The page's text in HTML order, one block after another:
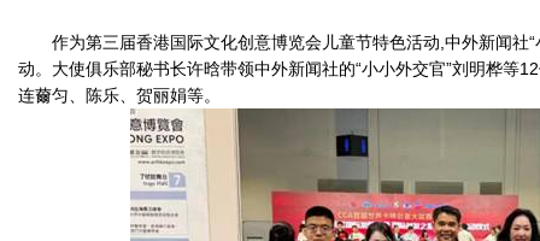
作为第三届香港国际文化创意博览会儿童节特色活动,中外新闻社
动。大使俱乐部秘书长许晗带领中外新闻社的“小小外交官”刘明桦等
连薾匀、陈乐、贺丽娟等。